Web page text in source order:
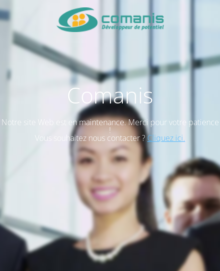
Comanis
Notre site Web est en maintenance. Merci pour votre patience
!
Vous souhaitez nous contacter ? Cliquez ici.